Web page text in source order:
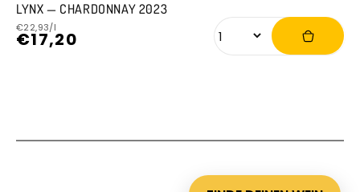
LYNX — CHARDONNAY 2023
Normaler
Preis
Verkaufspreis
€17,20
Grundpreis
€22,93/l Anzahl